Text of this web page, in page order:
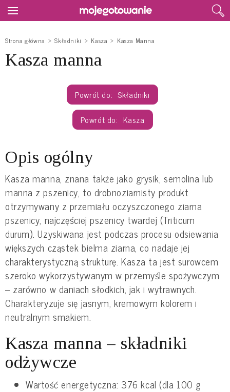
Strona główna Składniki Kasza Kasza Manna
Kasza manna
Składniki
Kasza
Opis ogólny
Kasza manna, znana także jako grysik, semolina lub
manna z pszenicy, to drobnoziarnisty produkt
otrzymywany z przemiału oczyszczonego ziarna
pszenicy, najczęściej pszenicy twardej (Triticum
durum). Uzyskiwana jest podczas procesu odsiewania
większych cząstek bielma ziarna, co nadaje jej
charakterystyczną strukturę. Kasza ta jest surowcem
szeroko wykorzystywanym w przemyśle spożywczym
– zarówno w daniach słodkich, jak i wytrawnych.
Charakteryzuje się jasnym, kremowym kolorem i
neutralnym smakiem.
Kasza manna – składniki
odżywcze
Wartość energetyczna: 376 kcal (dla 100 g